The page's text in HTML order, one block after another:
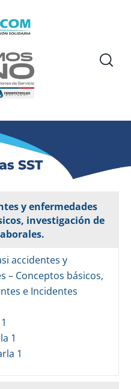
y enfermedades
investigación de
accidentes y
– Conceptos básicos,
e Incidentes
1
1